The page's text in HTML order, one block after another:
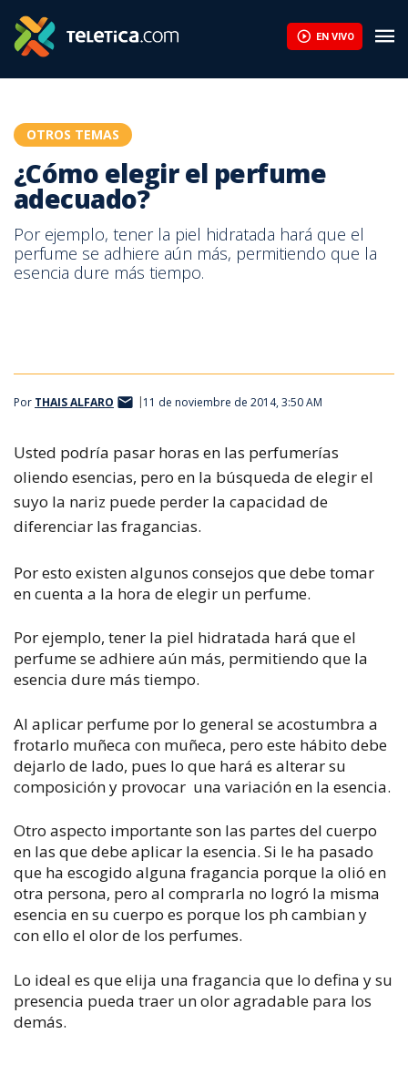
EN VIVO
OTROS TEMAS
¿Cómo elegir el perfume
adecuado?
Por ejemplo, tener la piel hidratada hará que el
perfume se adhiere aún más, permitiendo que la
esencia dure más tiempo.
Por THAIS ALFARO 11 de noviembre de 2014, 3:50 AM
Usted podría pasar horas en las perfumerías
oliendo esencias, pero en la búsqueda de elegir el
suyo la nariz puede perder la capacidad de
diferenciar las fragancias.
Por esto existen algunos consejos que debe tomar
en cuenta a la hora de elegir un perfume.
Por ejemplo, tener la piel hidratada hará que el
perfume se adhiere aún más, permitiendo que la
esencia dure más tiempo.
Al aplicar perfume por lo general se acostumbra a
frotarlo muñeca con muñeca, pero este hábito debe
dejarlo de lado, pues lo que hará es alterar su
composición y provocar una variación en la esencia.
Otro aspecto importante son las partes del cuerpo
en las que debe aplicar la esencia. Si le ha pasado
que ha escogido alguna fragancia porque la olió en
otra persona, pero al comprarla no logró la misma
esencia en su cuerpo es porque los ph cambian y
con ello el olor de los perfumes.
Lo ideal es que elija una fragancia que lo defina y su
presencia pueda traer un olor agradable para los
demás.